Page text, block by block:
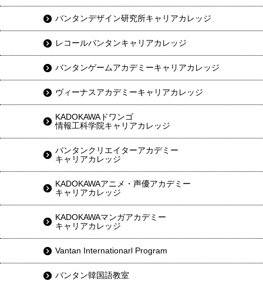
バンタンデザイン研究所キャリアカレッジ
レコールバンタンキャリアカレッジ
バンタンゲームアカデミーキャリアカレッジ
ヴィーナスアカデミーキャリアカレッジ
KADOKAWAドワンゴ
情報工科学院キャリアカレッジ
バンタンクリエイターアカデミー
キャリアカレッジ
KADOKAWAアニメ・声優アカデミー
キャリアカレッジ
KADOKAWAマンガアカデミー
キャリアカレッジ
Vantan Internationarl Program
バンタン韓国語教室